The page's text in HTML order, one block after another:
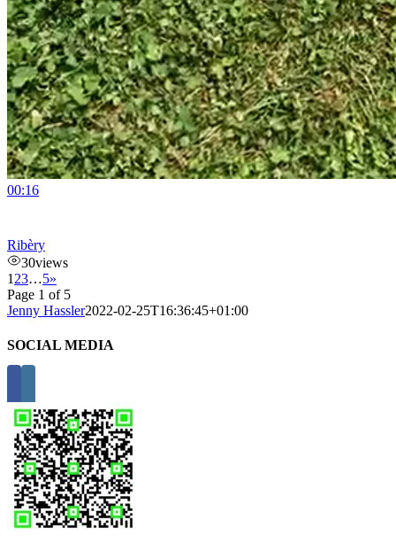
00:16
Ribèry
30views
1 23…5»
Page 1 of 5
Jenny Hassler2022-02-25T16:36:45+01:00
SOCIAL MEDIA